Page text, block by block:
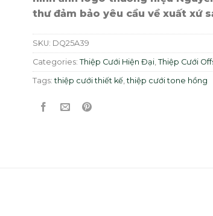
thư đảm bảo yêu cầu về xuất xứ
SKU: DQ25A39
Categories: Thiệp Cưới Hiện Đại Thiệp Cưới
Tags:thiệp cưới thiết kế ,thiệp cưới tone hồng